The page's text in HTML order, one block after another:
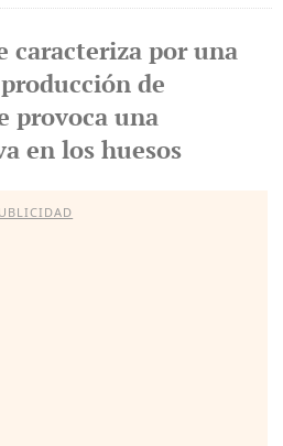
caracteriza por una
de
provoca una
en los huesos